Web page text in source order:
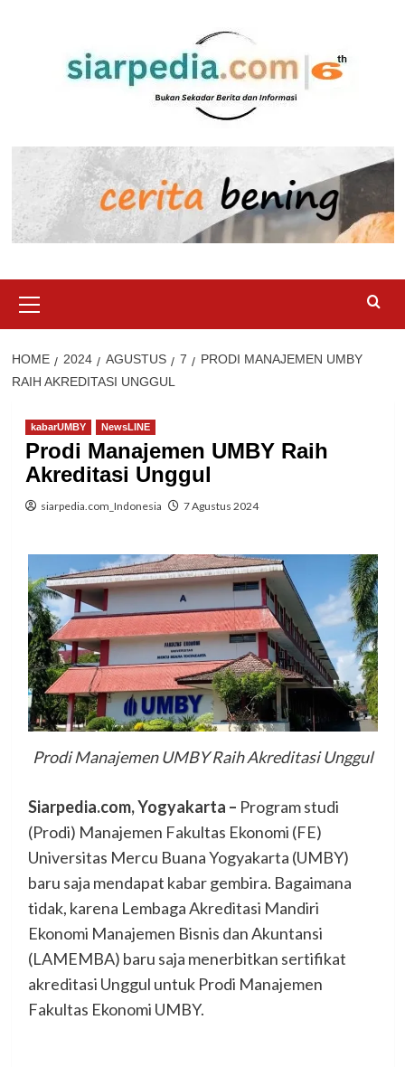
Menu
HOME 2024 AGUSTUS 7
PRODI MANAJEMEN UMBY
RAIH AKREDITASI UNGGUL
kabarUMBY NewsLINE
Prodi Manajemen UMBY Raih
Akreditasi Unggul
siarpedia.com_Indonesia 7 Agustus 2024
Prodi Manajemen UMBY Raih Akreditasi Unggul
Siarpedia.com, Yogyakarta – Program studi
(Prodi) Manajemen Fakultas Ekonomi (FE)
Universitas Mercu Buana Yogyakarta (UMBY)
baru saja mendapat kabar gembira. Bagaimana
tidak, karena Lembaga Akreditasi Mandiri
Ekonomi Manajemen Bisnis dan Akuntansi
(LAMEMBA) baru saja menerbitkan sertifikat
akreditasi Unggul untuk Prodi Manajemen
Fakultas Ekonomi UMBY.